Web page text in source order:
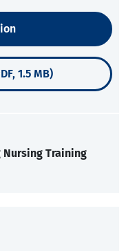
1.5 MB)
Nursing Training